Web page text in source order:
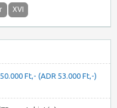
XVI
Ft,- (ADR 53.000 Ft,-)